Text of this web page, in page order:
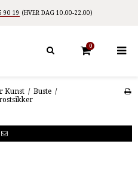
90 19 (HVER DAG 10.00-22.00)
0
Kunst / Buste /